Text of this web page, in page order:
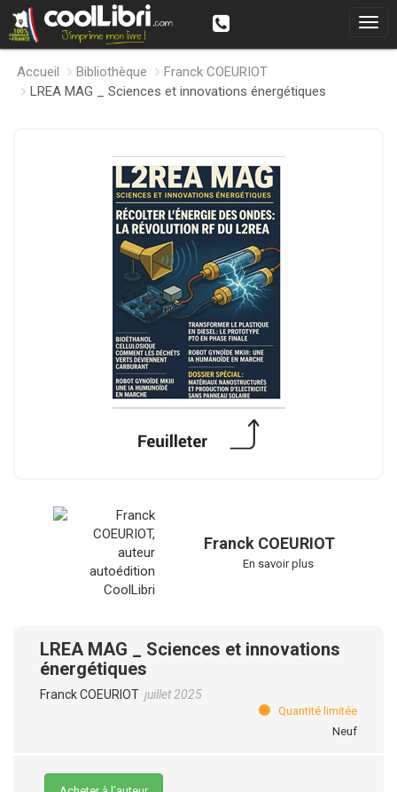
Accueil Bibliothèque
Franck COEURIOT
LREA MAG _ Sciences et innovations énergétiques
Franck COEURIOT
En savoir plus
LREA MAG _ Sciences et innovations
énergétiques
Franck COEURIOT juillet 2025
Quantité limitée
Neuf